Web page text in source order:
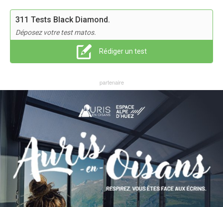
311 Tests Black Diamond.
Déposez votre test matos.
Rédiger un test